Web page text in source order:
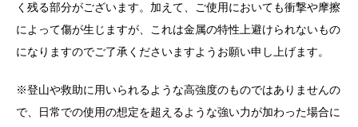
く残る部分がございます。加えて、ご使用においても衝撃や摩擦
によって傷が生じますが、これは金属の特性上避けられないもの
になりますのでご了承くださいますようお願い申し上げます。
※登山や救助に用いられるような高強度のものではありませんの
で、日常での使用の想定を超えるような強い力が加わった場合に